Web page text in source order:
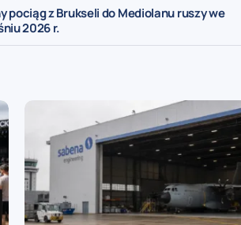
pociąg z Brukseli do Mediolanu ruszy we
2026 r.